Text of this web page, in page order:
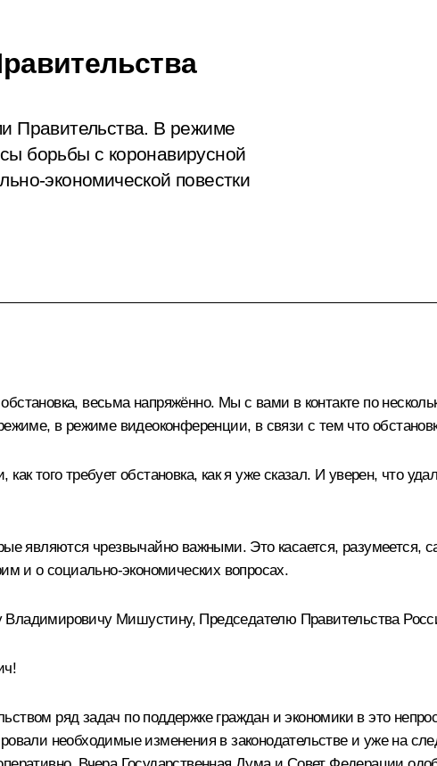
Правительства. В режиме
борьбы с коронавирусной
экономической повестки
весьма напряжённо. Мы с вами в контакте по
в режиме видеоконференции, в связи с тем что
того требует обстановка, как я уже сказал. И уверен, что
являются чрезвычайно важными. Это касается, разумеется,
и о социально-экономических вопросах.
Мишустину, Председателю Правительства
ряд задач по поддержке граждан и экономики в это
необходимые изменения в законодательстве и уже на